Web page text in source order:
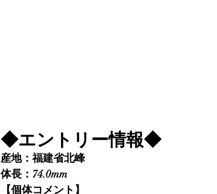
◆エントリー情報◆
産地：福建省北峰
体長：74.0mm
【個体コメント】